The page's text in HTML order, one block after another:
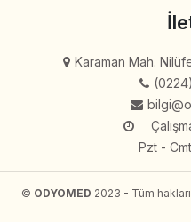
Karaman Mah.
Pzt -
© ODYOMED 2023 - Tüm hakları